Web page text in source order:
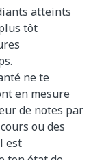
atteints
tôt
ne te
en mesure
de notes par
ou des
est